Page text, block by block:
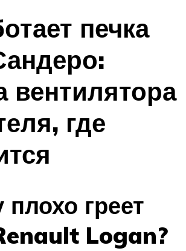
печка
вентилятора
где
греет
Logan?